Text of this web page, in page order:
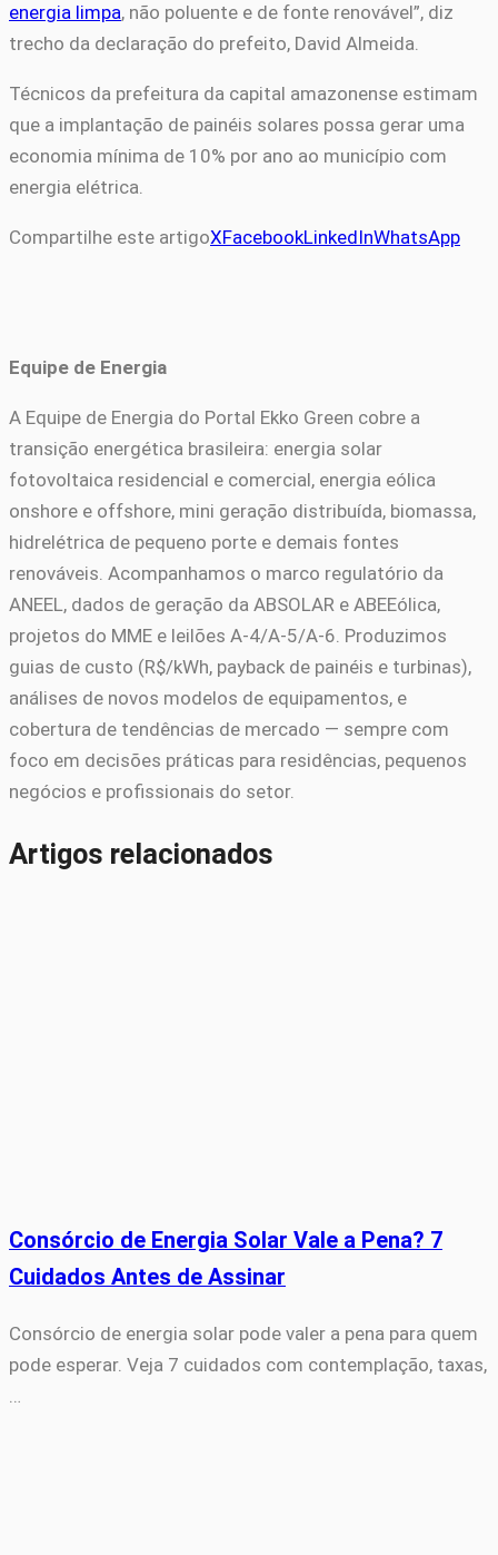
energia limpa, não poluente e de fonte renovável”, diz
trecho da declaração do prefeito, David Almeida.
Técnicos da prefeitura da capital amazonense estimam
que a implantação de painéis solares possa gerar uma
economia mínima de 10% por ano ao município com
energia elétrica.
Compartilhe este artigoXFacebookLinkedInWhatsApp
Equipe de Energia
A Equipe de Energia do Portal Ekko Green cobre a
transição energética brasileira: energia solar
fotovoltaica residencial e comercial, energia eólica
onshore e offshore, mini geração distribuída, biomassa,
hidrelétrica de pequeno porte e demais fontes
renováveis. Acompanhamos o marco regulatório da
ANEEL, dados de geração da ABSOLAR e ABEEólica,
projetos do MME e leilões A-4/A-5/A-6. Produzimos
guias de custo (R$/kWh, payback de painéis e turbinas),
análises de novos modelos de equipamentos, e
cobertura de tendências de mercado — sempre com
foco em decisões práticas para residências, pequenos
negócios e profissionais do setor.
Artigos relacionados
Consórcio de Energia Solar Vale a Pena? 7
Cuidados Antes de Assinar
Consórcio de energia solar pode valer a pena para quem
pode esperar. Veja 7 cuidados com contemplação, taxas,
…